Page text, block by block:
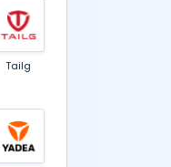
Tailg